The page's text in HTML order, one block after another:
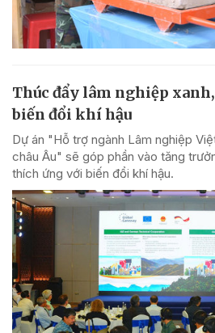
Thúc đẩy lâm nghiệp
biến đổi khí hậu
Dự án "Hỗ trợ ngành Lâm nghiệp
châu Âu" sẽ góp phần vào tăng
thích ứng với biến đổi khí hậu.